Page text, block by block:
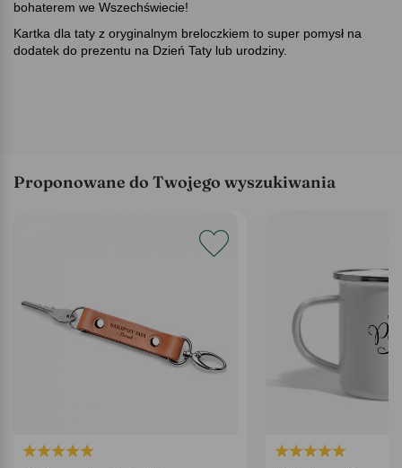
bohaterem we Wszechświecie!
Kartka dla taty z oryginalnym breloczkiem to super pomysł na
dodatek do prezentu na Dzień Taty lub urodziny.
Proponowane do Twojego wyszukiwania